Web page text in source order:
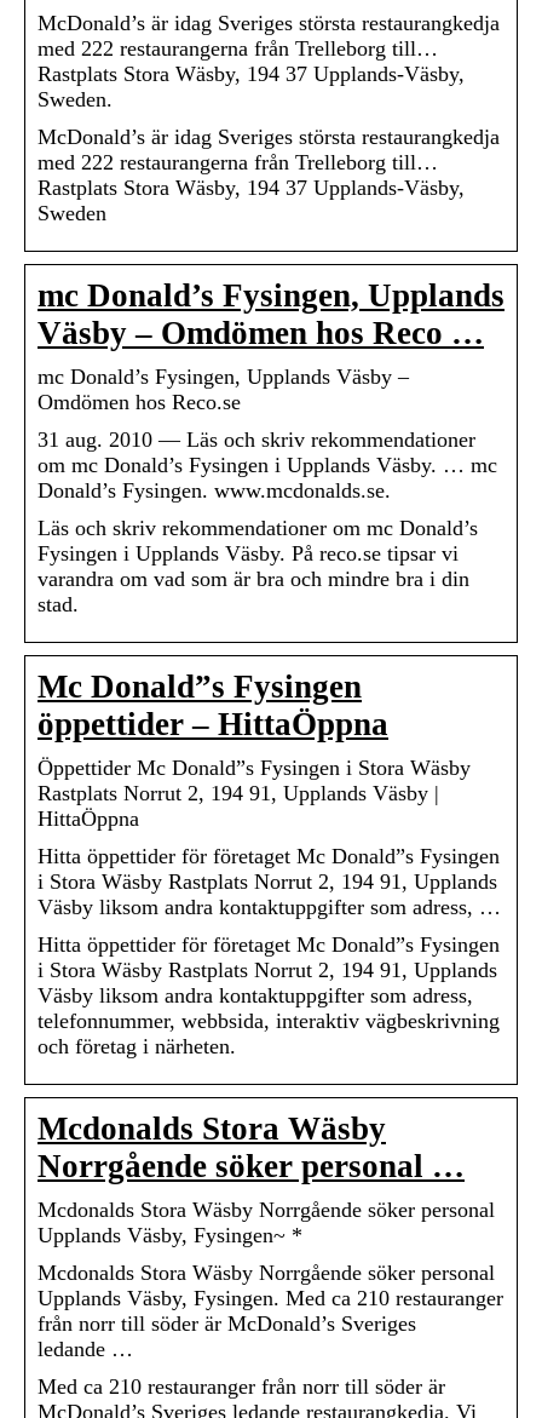
McDonald’s är idag Sveriges största restaurangkedja
med 222 restaurangerna från Trelleborg till…
Rastplats Stora Wäsby, 194 37 Upplands-Väsby,
Sweden.
McDonald’s är idag Sveriges största restaurangkedja
med 222 restaurangerna från Trelleborg till…
Rastplats Stora Wäsby, 194 37 Upplands-Väsby,
Sweden
mc Donald’s Fysingen, Upplands
Väsby – Omdömen hos Reco …
mc Donald’s Fysingen, Upplands Väsby –
Omdömen hos Reco.se
31 aug. 2010 — Läs och skriv rekommendationer
om mc Donald’s Fysingen i Upplands Väsby. … mc
Donald’s Fysingen. www.mcdonalds.se.
Läs och skriv rekommendationer om mc Donald’s
Fysingen i Upplands Väsby. På reco.se tipsar vi
varandra om vad som är bra och mindre bra i din
stad.
Mc Donald”s Fysingen
öppettider – HittaÖppna
Öppettider Mc Donald”s Fysingen i Stora Wäsby
Rastplats Norrut 2, 194 91, Upplands Väsby |
HittaÖppna
Hitta öppettider för företaget Mc Donald”s Fysingen
i Stora Wäsby Rastplats Norrut 2, 194 91, Upplands
Väsby liksom andra kontaktuppgifter som adress, …
Hitta öppettider för företaget Mc Donald”s Fysingen
i Stora Wäsby Rastplats Norrut 2, 194 91, Upplands
Väsby liksom andra kontaktuppgifter som adress,
telefonnummer, webbsida, interaktiv vägbeskrivning
och företag i närheten.
Mcdonalds Stora Wäsby
Norrgående söker personal …
Mcdonalds Stora Wäsby Norrgående söker personal
Upplands Väsby, Fysingen~ *
Mcdonalds Stora Wäsby Norrgående söker personal
Upplands Väsby, Fysingen. Med ca 210 restauranger
från norr till söder är McDonald’s Sveriges
ledande …
Med ca 210 restauranger från norr till söder är
McDonald’s Sveriges ledande restaurangkedja. Vi